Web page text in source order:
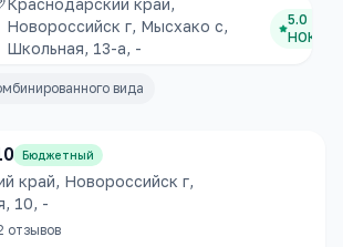
Краснодарский край,
Новороссийск г, Мысхако с,
Школьная, 13-а, -
5.0
НОК
вида
Бюджетный
край, Новороссийск г,
10, -
отзывов